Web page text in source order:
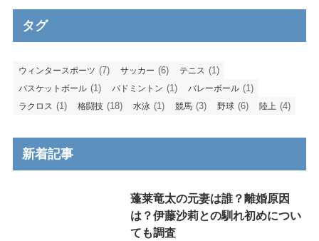
タグ
ウィンタースポーツ (7) サッカー (6) テニス (1)
バスケットボール (1) バドミントン (1) バレーボール (1)
ラクロス (1) 格闘技 (18) 水泳 (1) 競馬 (3) 野球 (6) 陸上 (4)
新着記事
蓬莱竜太の元妻は誰？離婚原因
は？伊藤沙莉との馴れ初めについ
ても調査